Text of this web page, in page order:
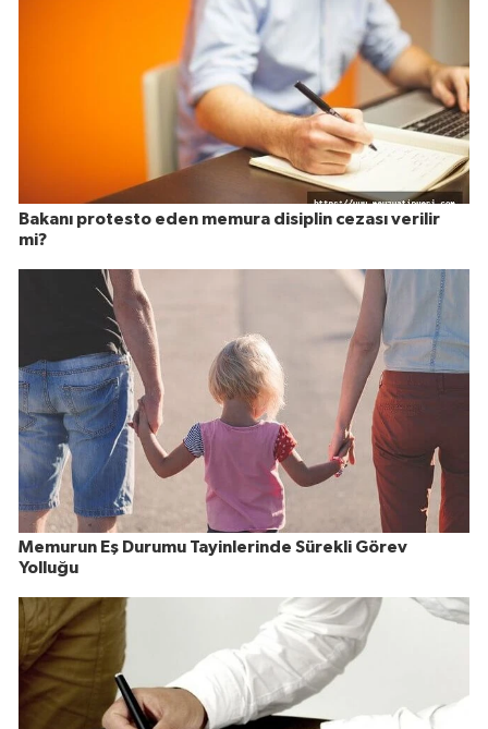
Bakanı protesto eden memura disiplin cezası verilir
mi?
Memurun Eş Durumu Tayinlerinde Sürekli Görev
Yolluğu